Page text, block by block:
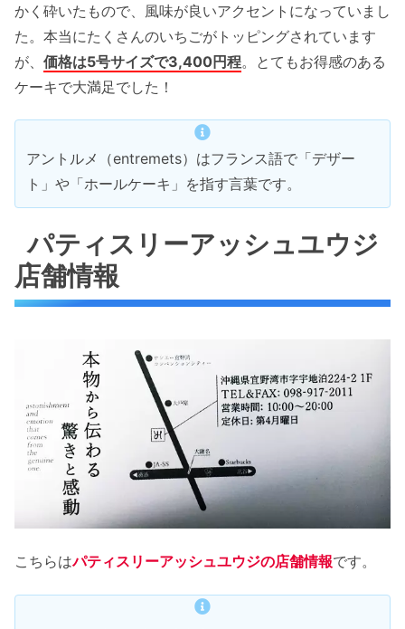
かく砕いたもので、風味が良いアクセントになっていまし
た。本当にたくさんのいちごがトッピングされています
が、 価格は5号サイズで3,400円程。とてもお得感のある
ケーキで大満足でした！
アントルメ（entremets）はフランス語で「デザー
ト」や「ホールケーキ」を指す言葉です。
パティスリーアッシュユウジ
店舗情報
こちらはパティスリーアッシュユウジの店舗情報です。